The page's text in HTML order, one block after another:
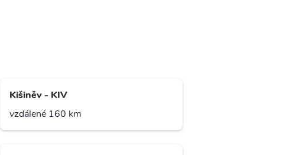
Kišiněv - KIV
vzdálené 160 km